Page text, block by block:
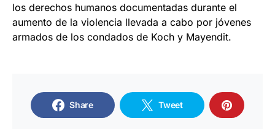
los derechos humanos documentadas durante el
aumento de la violencia llevada a cabo por jóvenes
armados de los condados de Koch y Mayendit.
Share Tweet